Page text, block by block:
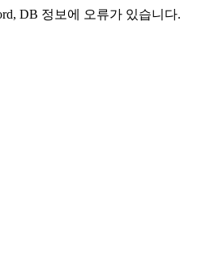
DB 정보에 오류가 있습니다.